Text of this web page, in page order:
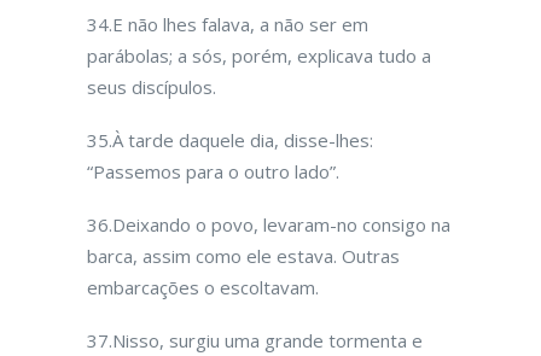
34.E não lhes falava, a não ser em
parábolas; a sós, porém, explicava tudo a
seus discípulos.
35.À tarde daquele dia, disse-lhes:
“Passemos para o outro lado”.
36.Deixando o povo, levaram-no consigo na
barca, assim como ele estava. Outras
embarcações o escoltavam.
37.Nisso, surgiu uma grande tormenta e